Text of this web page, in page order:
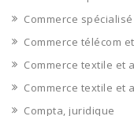
Commerce
Commerce télécom
Commerce textile et
Commerce textile et
Compta, juridique